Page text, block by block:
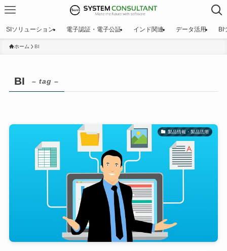
SIソリューション 電子認証・電子公証 インド関連 データ活用 BI
ホーム BI
BI – tag –
製品情報・製品活用